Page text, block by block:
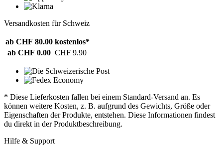
Versandkosten für Schweiz
ab CHF 80.00 kostenlos*
ab CHF 0.00 CHF 9.90
* Diese Lieferkosten fallen bei einem Standard-Versand an. Es
können weitere Kosten, z. B. aufgrund des Gewichts, Größe oder
Eigenschaften der Produkte, entstehen. Diese Informationen findest
du direkt in der Produktbeschreibung.
Hilfe & Support